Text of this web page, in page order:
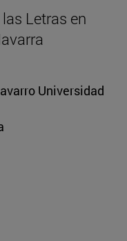
Letras en
Universidad